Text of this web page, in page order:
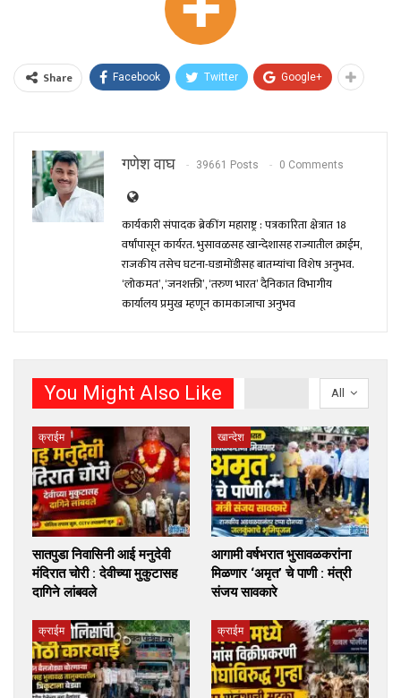
Share Facebook Twitter Google+
गणेश वाघ 39661 Posts 0 Comments
कार्यकारी संपादक ब्रेकींग महाराष्ट्र : पत्रकारिता क्षेत्रात 18
वर्षांपासून कार्यरत. भुसावळसह खान्देशासह राज्यातील क्राईम,
राजकीय तसेच घटना-घडामोंडीसह बातम्यांचा विशेष अनुभव.
‘लोकमत’, ‘जनशक्ती’, ‘तरुण भारत’ दैनिकात विभागीय
कार्यालय प्रमुख म्हणून कामकाजाचा अनुभव
All
You Might Also Like
क्राईम
सातपुडा निवासिनी आई मनुदेवी
मंदिरात चोरी : देवीच्या मुकुटासह
दागिने लांबवले
खान्देश
आगामी वर्षभरात भुसावळकरांना
मिळणार ‘अमृत’ चे पाणी : मंत्री
संजय सावकारे
क्राईम क्राईम